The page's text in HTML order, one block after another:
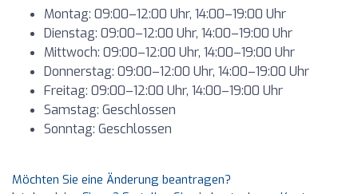
Montag: 09:00–12:00 Uhr, 14:00–19:00 Uhr
Dienstag: 09:00–12:00 Uhr, 14:00–19:00 Uhr
Mittwoch: 09:00–12:00 Uhr, 14:00–19:00 Uhr
Donnerstag: 09:00–12:00 Uhr, 14:00–19:00 Uhr
Freitag: 09:00–12:00 Uhr, 14:00–19:00 Uhr
Samstag: Geschlossen
Sonntag: Geschlossen
Möchten Sie eine Änderung beantragen?